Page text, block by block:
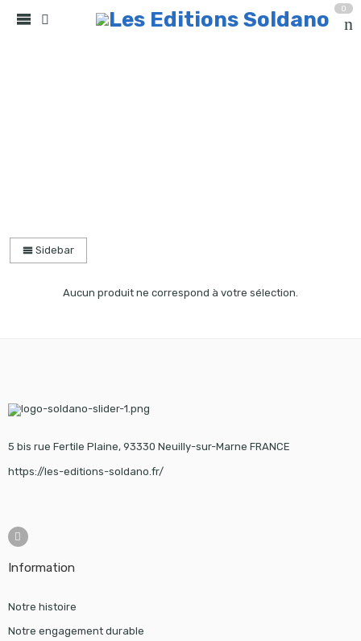
0
Sidebar
Aucun produit ne correspond à votre sélection.
5 bis rue Fertile Plaine, 93330 Neuilly-sur-Marne FRANCE
https://les-editions-soldano.fr/
Information
Notre histoire
Notre engagement durable